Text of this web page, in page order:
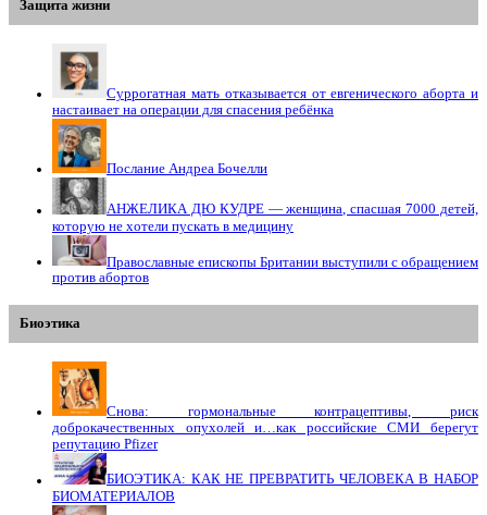
Защита жизни
Суррогатная мать отказывается от евгенического аборта и
настаивает на операции для спасения ребёнка
Послание Андреа Бочелли
АНЖЕЛИКА ДЮ КУДРЕ — женщина, спасшая 7000 детей,
которую не хотели пускать в медицину
Православные епископы Британии выступили с обращением
против абортов
Биоэтика
Снова: гормональные контрацептивы, риск
доброкачественных опухолей и…как российские СМИ берегут
репутацию Pfizer
БИОЭТИКА: КАК НЕ ПРЕВРАТИТЬ ЧЕЛОВЕКА В НАБОР
БИОМАТЕРИАЛОВ